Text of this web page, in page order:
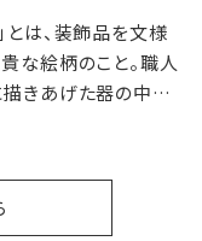
とは、装飾品を文様
な絵柄のこと。職人
きあげた器の中の